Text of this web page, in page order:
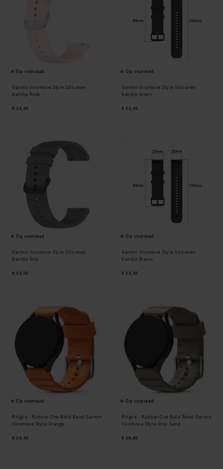
Op voorraad
Garmin Vivomove Style Siliconen
bandje Roze
€ 13,95
Op voorraad
Garmin Vivomove Style Siliconen
bandje Groen
€ 13,95
Op voorraad
Garmin Vivomove Style Siliconen
bandje Grijs
€ 13,95
Op voorraad
Garmin Vivomove Style Siliconen
bandje Blauw
€ 13,95
Op voorraad
Ringke - Rubber One Bold Band Garmin
Vivomove Style Orange
€ 19,95
Op voorraad
Ringke - Rubber One Bold Band Garmin
Vivomove Style Gray Sand
€ 19,95